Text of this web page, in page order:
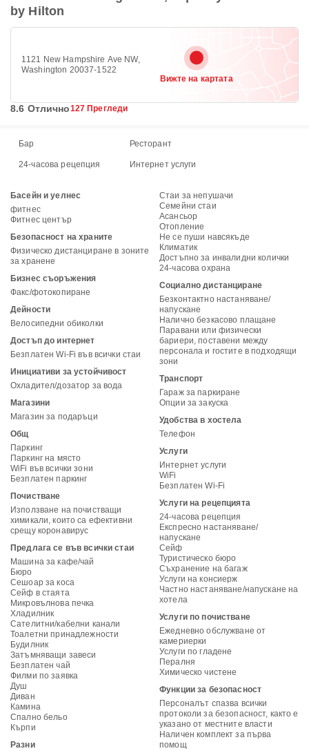
by Hilton
1121 New Hampshire Ave NW,
Washington 20037-1522
Вижте на картата
8.6 Отлично127 Прегледи
Бар Ресторант
24-часова рецепция Интернет услуги
Басейн и уелнес
фитнес
Фитнес център
Безопасност на храните
Физическо дистанциране в зоните
за хранене
Бизнес съоръжения
Факс/фотокопиране
Дейности
Велосипедни обиколки
Достъп до интернет
Безплатен Wi-Fi във всички стаи
Инициативи за устойчивост
Охладител/дозатор за вода
Магазини
Магазин за подаръци
Общ
Паркинг
Паркинг на място
WiFi във всички зони
Безплатен паркинг
Почистване
Използване на почистващи
химикали, които са ефективни
срещу коронавирус
Предлага се във всички стаи
Машина за кафе/чай
Бюро
Сешоар за коса
Сейф в стаята
Микровълнова печка
Хладилник
Сателитни/кабелни канали
Тоалетни принадлежности
Будилник
Затъмняващи завеси
Безплатен чай
Филми по заявка
Душ
Диван
Камина
Спално бельо
Кърпи
Разни
Стаи за непушачи
Семейни стаи
Асансьор
Отопление
Не се пуши навсякъде
Климатик
Достъпно за инвалидни колички
24-часова охрана
Социално дистанциране
Безконтактно настаняване/
напускане
Налично безкасово плащане
Паравани или физически
бариери, поставени между
персонала и гостите в подходящи
зони
Транспорт
Гараж за паркиране
Опции за закуска
Удобства в хостела
Телефон
Услуги
Интернет услуги
WiFi
Безплатен Wi-Fi
Услуги на рецепцията
24-часова рецепция
Експресно настаняване/
напускане
Сейф
Туристическо бюро
Съхранение на багаж
Услуги на консиерж
Частно настаняване/напускане на
хотела
Услуги по почистване
Ежедневно обслужване от
камериерки
Услуги по гладене
Пералня
Химическо чистене
Функции за безопасност
Персоналът спазва всички
протоколи за безопасност, както е
указано от местните власти
Наличен комплект за първа
помощ